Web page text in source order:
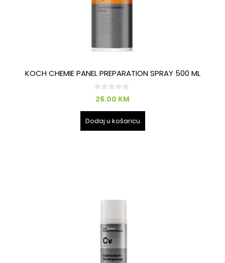
KOCH CHEMIE PANEL PREPARATION SPRAY 500 ML
0
o26.00 KM
Dodaj u košaricu